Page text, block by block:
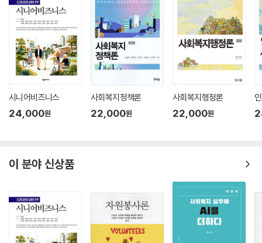
시니어비즈니스
24,000원
사회복지정책론
22,000원
사회복지행정론
22,000원
이 분야 신상품